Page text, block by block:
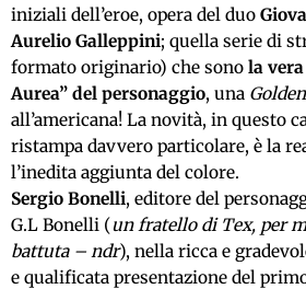
iniziali dell’eroe, opera del duo
Aurelio Galleppini; quella serie di
formato originario) che sono la
Aurea” del personaggio, una
all’americana! La novità, in questo
ristampa davvero particolare, è la
l’inedita aggiunta del colore.
Sergio Bonelli, editore del
G.L Bonelli (un fratello di Tex, per
battuta – ndr), nella ricca e
e qualificata presentazione del